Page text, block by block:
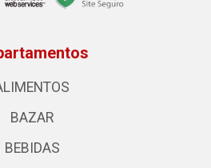
BAZAR
BEBIDAS